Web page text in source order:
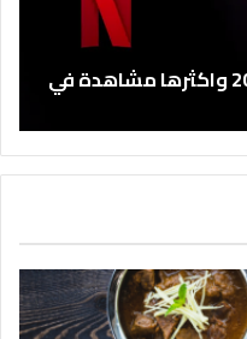
أفضل المسلسلات الكورية 2024 واكثرها مشاهدة في